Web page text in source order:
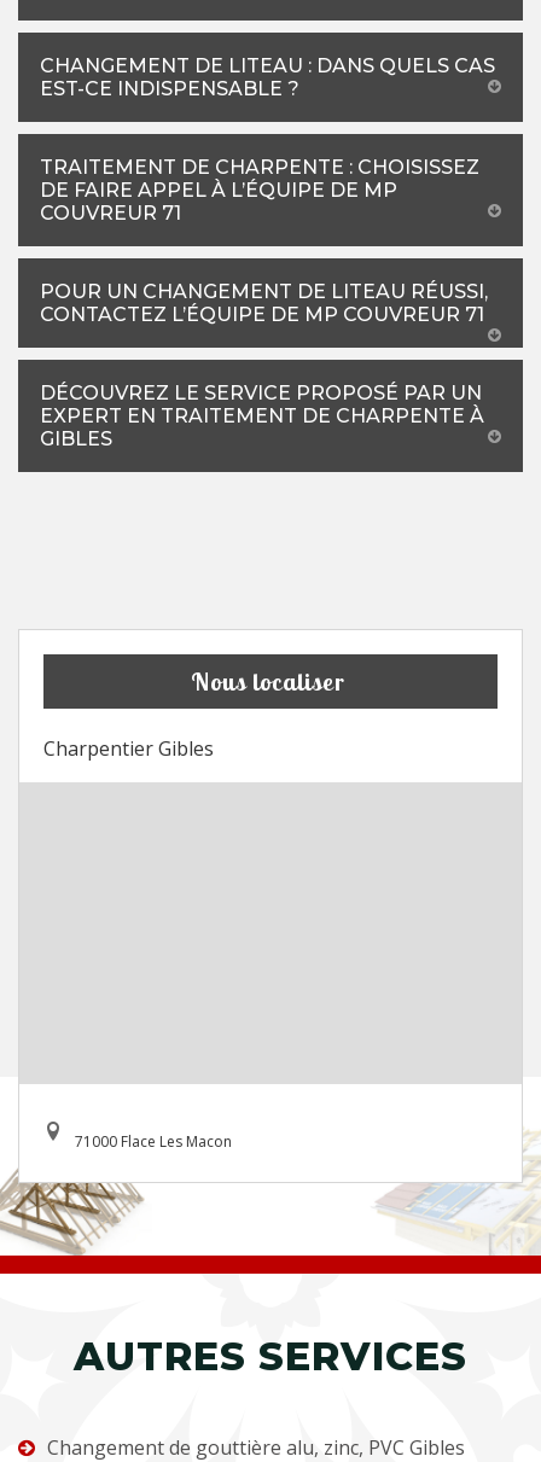
CHANGEMENT DE LITEAU : DANS QUELS CAS
EST-CE INDISPENSABLE ?
TRAITEMENT DE CHARPENTE : CHOISISSEZ
DE FAIRE APPEL À L’ÉQUIPE DE MP
COUVREUR 71
POUR UN CHANGEMENT DE LITEAU RÉUSSI,
CONTACTEZ L’ÉQUIPE DE MP COUVREUR 71
DÉCOUVREZ LE SERVICE PROPOSÉ PAR UN
EXPERT EN TRAITEMENT DE CHARPENTE À
GIBLES
Nous localiser
Charpentier Gibles
71000 Flace Les Macon
AUTRES SERVICES
Changement de gouttière alu, zinc, PVC Gibles